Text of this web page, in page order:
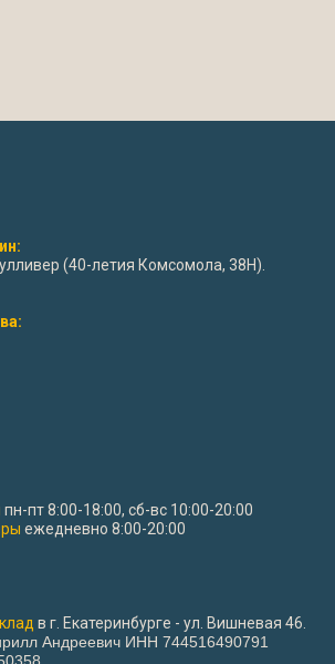
(40-летия Комсомола, 38Н).
пн-пт 8:00-18:00, сб-вс 10:00-20:00
ежедневно 8:00-20:00
в г. Екатеринбурге - ул. Вишневая 46.
Андреевич ИНН 744516490791